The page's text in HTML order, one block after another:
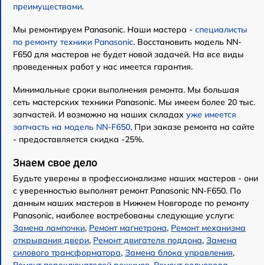
преимуществами.
Мы ремонтируем Panasonic. Наши мастера - специалисты
по ремонту техники Panasonic. Восстановить модель NN-
F650 для мастеров не будет новой задачей. На все виды
проведенных работ у нас имеется гарантия.
Минимальные сроки выполнения ремонта. Мы большая
сеть мастерских техники Panasonic. Мы имеем более 20 тыс.
запчастей. И возможно на наших складах уже имеется
запчасть на модель NN-F650. При заказе ремонта на сайте
- предоставляется скидка -25%.
Знаем свое дело
Будьте уверены в профессионализме наших мастеров - они
с уверенностью выполнят ремонт Panasonic NN-F650. По
данным наших мастеров в Нижнем Новгороде по ремонту
Panasonic, наиболее востребованы следующие услуги:
Замена лампочки, Ремонт магнетрона, Ремонт механизма
открывания двери, Ремонт двигателя поддона, Замена
силового трансформатора, Замена блока управления,